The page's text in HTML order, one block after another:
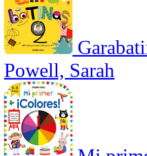
Powell, Sarah